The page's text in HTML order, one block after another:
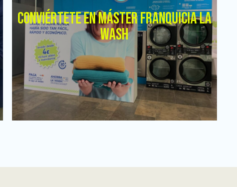
CONVIÉRTETE EN MÁSTER FRANQUICIA LA
WASH